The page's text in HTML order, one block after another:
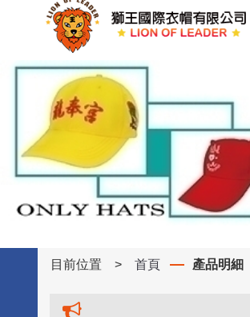
目前位置 > 首頁 產品明細